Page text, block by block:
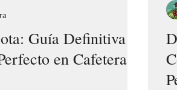
Guía Definitiva
en Cafetera